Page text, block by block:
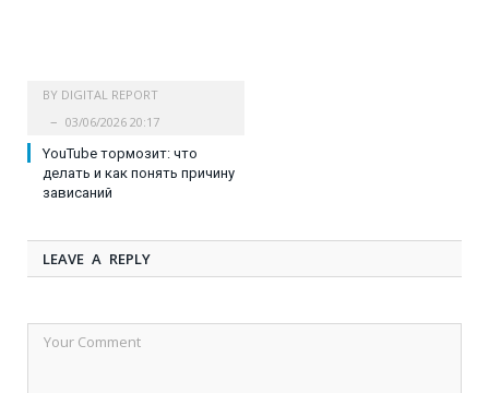
BY DIGITAL REPORT
03/06/2026 20:17
YouTube тормозит: что
делать и как понять причину
зависаний
LEAVE A REPLY